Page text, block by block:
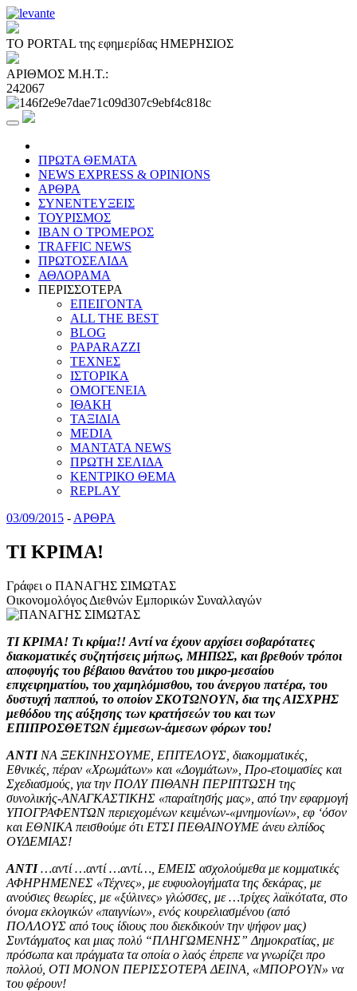
ΤΟ PORTAL της εφημερίδας ΗΜΕΡΗΣΙΟΣ
ΑΡΙΘΜΟΣ Μ.Η.Τ.:
242067
ΠΡΩΤΑ ΘΕΜΑΤΑ
NEWS EXPRESS & OPINIONS
ΑΡΘΡΑ
ΣΥΝΕΝΤΕΥΞΕΙΣ
ΤΟΥΡΙΣΜΟΣ
ΙΒΑΝ Ο ΤΡΟΜΕΡΟΣ
TRAFFIC NEWS
ΠΡΩΤΟΣΕΛΙΔΑ
ΑΘΛΟΡΑΜΑ
ΠΕΡΙΣΣΟΤΕΡΑ
ΕΠΕΙΓΟΝΤΑ
ALL THE BEST
BLOG
PAPARAZZI
ΤΕΧΝΕΣ
ΙΣΤΟΡΙΚΑ
ΟΜΟΓΕΝΕΙΑ
ΙΘΑΚΗ
ΤΑΞΙΔΙΑ
MEDIA
MANTATA NEWS
ΠΡΩΤΗ ΣΕΛΙΔΑ
ΚΕΝΤΡΙΚΟ ΘΕΜΑ
REPLAY
03/09/2015 - ΑΡΘΡΑ
TI KPIMA!
Γράφει ο ΠΑΝΑΓΗΣ ΣΙΜΩΤΑΣ
Οικονομολόγος Διεθνών Εμπορικών Συναλλαγών
TI KPIMA! Tι κρίμα!! Aντί να έχουν αρχίσει σοβαρότατες
διακοματικές συζητήσεις μήπως, MHΠΩΣ, και βρεθούν τρόποι
αποφυγής του βέβαιου θανάτου του μικρο-μεσαίου
επιχειρηματίου, του χαμηλόμισθου, του άνεργου πατέρα, του
δυστυχή παππού, το οποίον ΣΚOΤΩΝOΥΝ, δια της ΑΙΣΧΡΗΣ
μεθόδου της αύξησης των κρατήσεών του και των
ΕΠΙΠΡOΣΘΕΤΩΝ έμμεσων-άμεσων φόρων του!
ΑΝΤΙΝΑ ΞΕΚΙΝΗΣOΥΜΕ, ΕΠΙΤΕΛOΥΣ, διακομματικές,
Εθνικές, πέραν «Χρωμάτων» και «Δογμάτων», Προ-ετοιμασίες και
Σχεδιασμούς, για την ΠOΛΥ ΠΙΘΑΝΗ ΠΕΡΙΠΤΩΣΗ της
συνολικής-ΑΝΑΓΚΑΣΤΙΚΗΣ «παραίτησής μας», από την εφαρμογή
ΥΠOΓΡΑΦΕΝΤΩΝ περιεχομένων κειμένων-«μνημονίων», εφ ‘όσον
και ΕΘΝΙΚΑ πεισθούμε ότι ΕΤΣΙ ΠΕΘΑΙΝOΥΜΕ άνευ ελπίδος
OΥΔΕΜΙΑΣ!
ANTI…αντί …αντί …αντί…, ΕΜΕΙΣ ασχολούμεθα με κομματικές
ΑΦΗΡΗΜΕΝΕΣ «Τέχνες», με ευφυολογήματα της δεκάρας, με
ανούσιες θεωρίες, με «ξύλινες» γλώσσες, με …τρίχες λαϊκότατα, στο
όνομα εκλογικών «παιγνίων», ενός κουρελιασμένου (από
ΠOΛΛOΥΣ από τους ίδιους που διεκδικούν την ψήφον μας)
Συντάγματος και μιας πολύ “ΠΛΗΓΩΜΕΝΗΣ” Δημοκρατίας, με
πρόσωπα και πράγματα τα οποία ο λαός έπρεπε να γνωρίζει προ
πολλού, OΤΙ ΜOΝOΝ ΠΕΡΙΣΣOΤΕΡΑ ΔΕΙΝΑ, «ΜΠOΡOΥΝ» να
του φέρουν!